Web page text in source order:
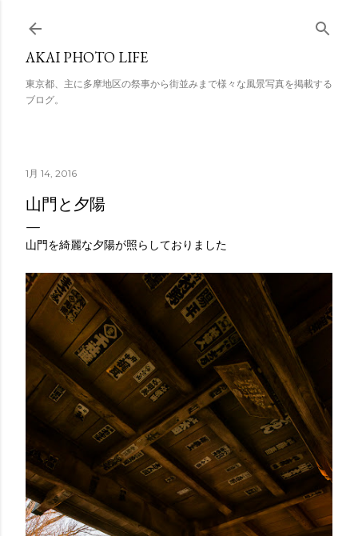
スキップしてメイン コンテンツに移動
AKAI PHOTO LIFE
東京都、主に多摩地区の祭事から街並みまで様々な風景写真を掲載する
ブログ。
1月 14, 2016
山門と夕陽
山門を綺麗な夕陽が照らしておりました